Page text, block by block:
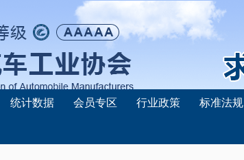
统计数据 会员专区 行业政策 标准法规